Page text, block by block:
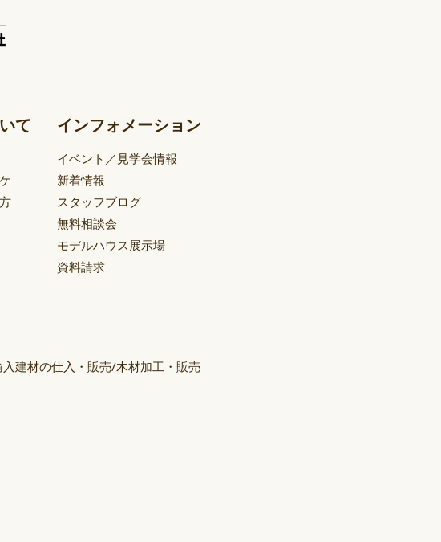
て インフォメーション
イベント／見学会情報
新着情報
スタッフブログ
無料相談会
モデルハウス展示場
資料請求
建材の仕入・販売/木材加工・販売